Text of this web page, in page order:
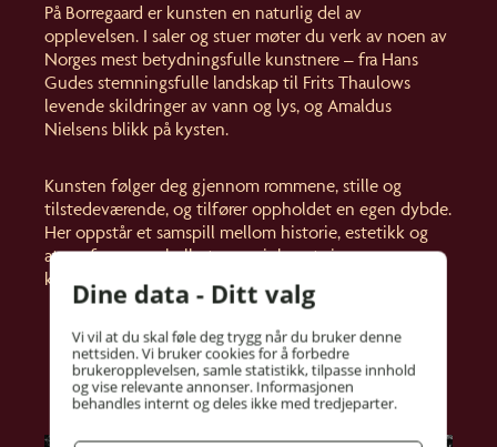
Dine data - Ditt valg
Vi vil at du skal føle deg trygg når du bruker denne
nettsiden. Vi bruker cookies for å forbedre
brukeropplevelsen, samle statistikk, tilpasse innhold
og vise relevante annonser. Informasjonen
behandles internt og deles ikke med tredjeparter.
På Borregaard er kunsten en naturlig del av
opplevelsen. I saler og stuer møter du verk av noen av
Norges mest betydningsfulle kunstnere – fra Hans
Gudes stemningsfulle landskap til Frits Thaulows
levende skildringer av vann og lys, og Amaldus
Nielsens blikk på kysten.
Kunsten følger deg gjennom rommene, stille og
tilstedeværende, og tilfører oppholdet en egen dybde.
Her oppstår et samspill mellom historie, estetikk og
atmosfære – en helhet som gir huset sin særegne
karakter.